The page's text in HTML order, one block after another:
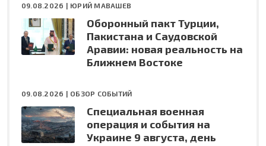
09.08.2026 | ЮРИЙ МАВАШЕВ
Оборонный пакт Турции,
Пакистана и Саудовской
Аравии: новая реальность на
Ближнем Востоке
09.08.2026 | ОБЗОР СОБЫТИЙ
Специальная военная
операция и события на
Украине 9 августа, день